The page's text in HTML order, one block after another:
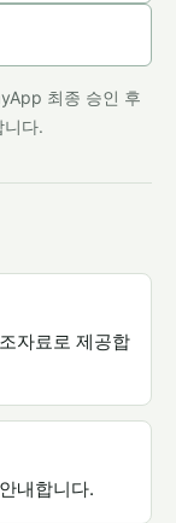
최종 승인 후
니다.
자료로 제공합
내합니다.